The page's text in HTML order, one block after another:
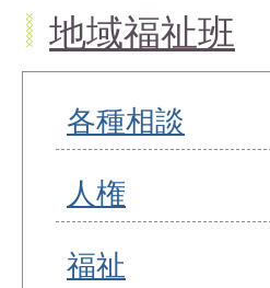
地域福祉班
各種相談
人権
福祉